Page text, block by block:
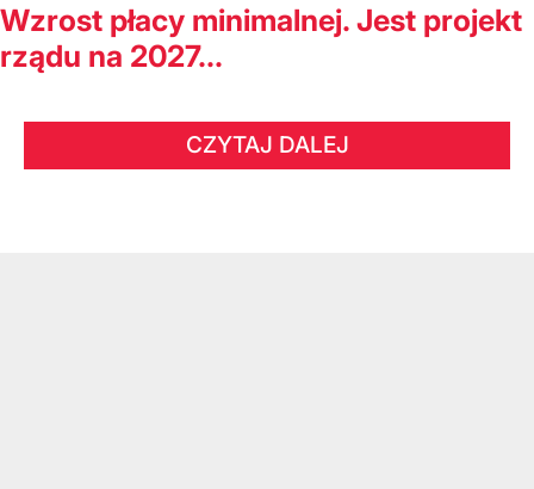
Wzrost płacy minimalnej. Jest projekt
rządu na 2027...
CZYTAJ DALEJ